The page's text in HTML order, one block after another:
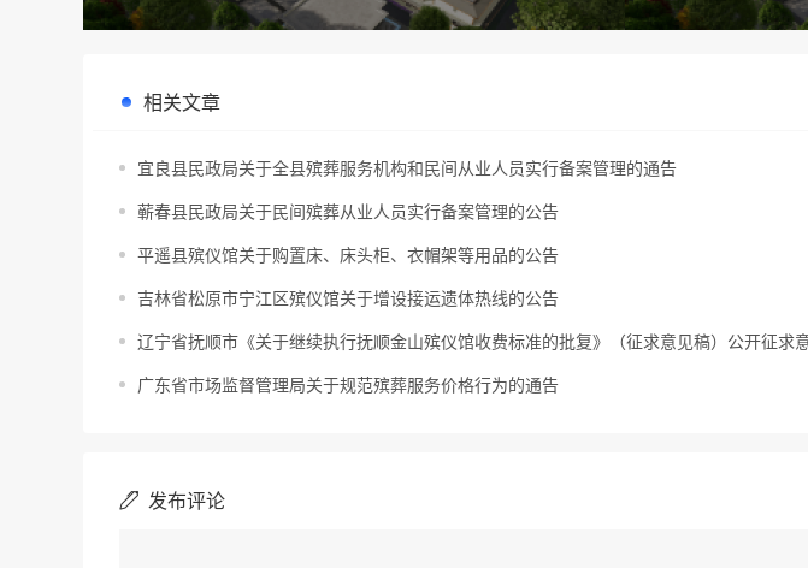
相关文章
宜良县民政局关于全县殡葬服务机构和民间从业人员实行备案管理的通告
蕲春县民政局关于民间殡葬从业人员实行备案管理的公告
平遥县殡仪馆关于购置床、床头柜、衣帽架等用品的公告
吉林省松原市宁江区殡仪馆关于增设接运遗体热线的公告
辽宁省抚顺市《关于继续执行抚顺金山殡仪馆收费标准的批复》（征求意见稿）公开征求
广东省市场监督管理局关于规范殡葬服务价格行为的通告
发布评论